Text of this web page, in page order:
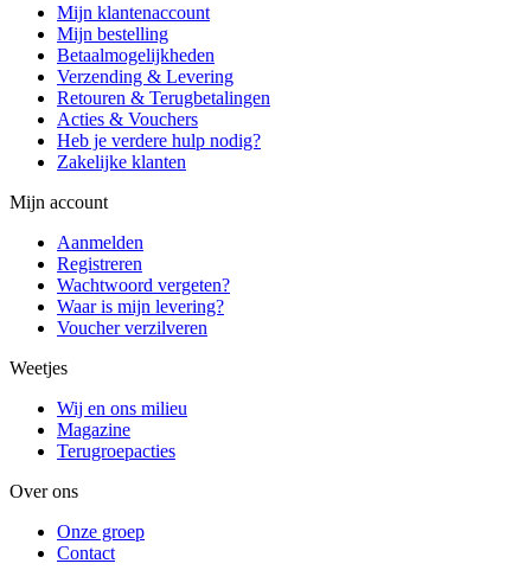
Mijn klantenaccount
Mijn bestelling
Betaalmogelijkheden
Verzending & Levering
Retouren & Terugbetalingen
Acties & Vouchers
Heb je verdere hulp nodig?
Zakelijke klanten
Mijn account
Aanmelden
Registreren
Wachtwoord vergeten?
Waar is mijn levering?
Voucher verzilveren
Weetjes
Wij en ons milieu
Magazine
Terugroepacties
Over ons
Onze groep
Contact